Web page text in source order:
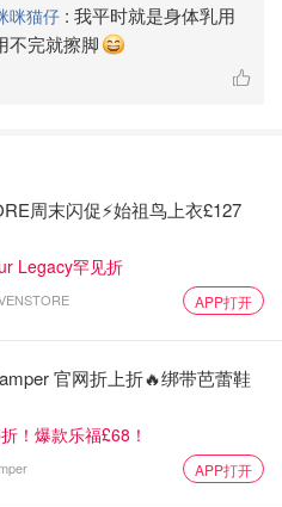
咪猫仔 : 我平时就是身体乳用
不完就擦脚
周末闪促⚡️始祖鸟上衣£127
Legacy罕见折
APP打开
官网折上折🔥绑带芭蕾鞋
！爆款乐福£68！
APP打开